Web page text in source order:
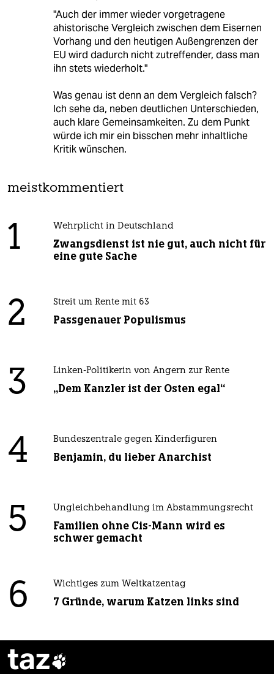
"Auch der immer wieder vorgetragene
ahistorische Vergleich zwischen dem Eisernen
Vorhang und den heutigen Außengrenzen der
EU wird dadurch nicht zutreffender, dass man
ihn stets wiederholt."
Was genau ist denn an dem Vergleich falsch?
Ich sehe da, neben deutlichen Unterschieden,
auch klare Gemeinsamkeiten. Zu dem Punkt
würde ich mir ein bisschen mehr inhaltliche
Kritik wünschen.
meistkommentiert
1 Wehrplicht in Deutschland
Zwangsdienst ist nie gut, auch nicht für
eine gute Sache
2 Streit um Rente mit 63
Passgenauer Populismus
3 Linken-Politikerin von Angern zur Rente
„Dem Kanzler ist der Osten egal“
4 Bundeszentrale gegen Kinderfiguren
Benjamin, du lieber Anarchist
5 Ungleichbehandlung im Abstammungsrecht
Familien ohne Cis-Mann wird es
schwer gemacht
6 Wichtiges zum Weltkatzentag
7 Gründe, warum Katzen links sind
taz